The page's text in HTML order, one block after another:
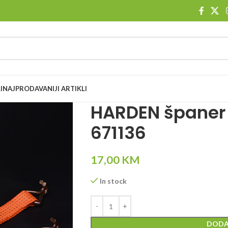
NAJPRODAVANIJI ARTIKLI
HARDEN
671136
17,00 KM
In stock